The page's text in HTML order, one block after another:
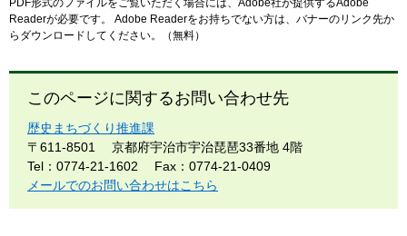
PDF形式のファイルをご覧いただく場合には、Adobe社が提供するAdobe
Readerが必要です。
Adobe Readerをお持ちでない方は、バナーのリンク先か
らダウンロードしてください。（無料）
このページに関するお問い合わせ先
歴史まちづくり推進課
〒611-8501
京都府宇治市宇治琵琶33番地 4階
Tel：0774-21-1602
Fax：0774-21-0409
メールでのお問い合わせはこちら